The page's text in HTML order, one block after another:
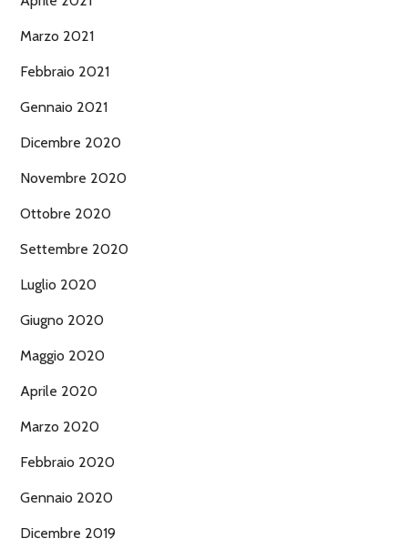
Marzo 2021
Febbraio 2021
Gennaio 2021
Dicembre 2020
Novembre 2020
Ottobre 2020
Settembre 2020
Luglio 2020
Giugno 2020
Maggio 2020
Aprile 2020
Marzo 2020
Febbraio 2020
Gennaio 2020
Dicembre 2019